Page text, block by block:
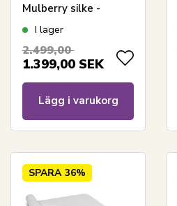
Mulberry silke -
Nordic Comfort
I lager
2.499,00
1.399,00 SEK
Lägg i varukorg
SPARA 36%